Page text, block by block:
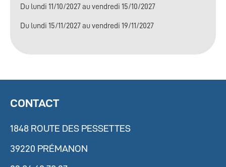
Du lundi 11/10/2027 au vendredi 15/10/2027
Du lundi 15/11/2027 au vendredi 19/11/2027
CONTACT
1848 ROUTE DES PESSETTES
39220 PRÉMANON